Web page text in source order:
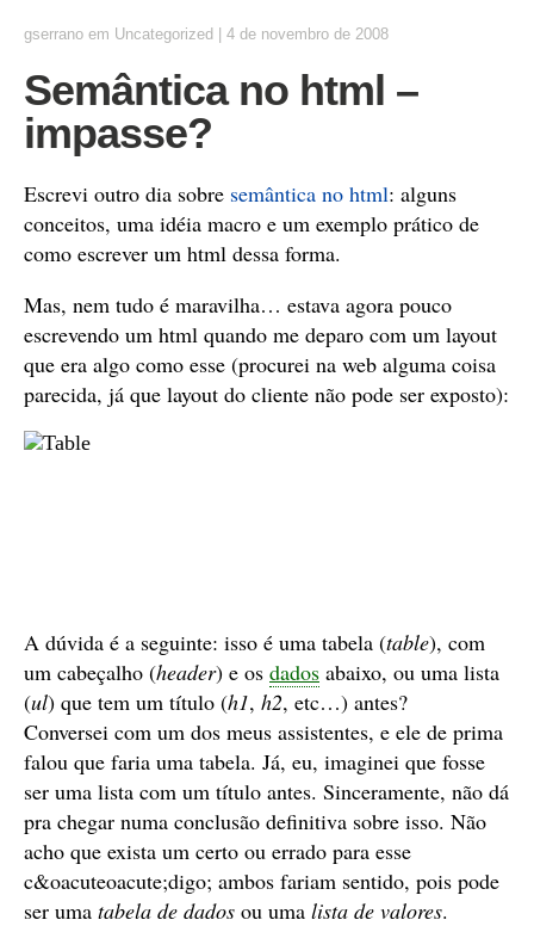
gserrano em Uncategorized 4 de novembro de 2008
Semântica no html –
impasse?
Escrevi outro dia sobre semântica no html: alguns
conceitos, uma idéia macro e um exemplo prático de
como escrever um html dessa forma.
Mas, nem tudo é maravilha… estava agora pouco
escrevendo um html quando me deparo com um layout
que era algo como esse (procurei na web alguma coisa
parecida, já que layout do cliente não pode ser exposto):
A dúvida é a seguinte: isso é uma tabela (table), com
um cabeçalho (header) e os dados abaixo, ou uma lista
(ul) que tem um título (h1, h2, etc…) antes?
Conversei com um dos meus assistentes, e ele de prima
falou que faria uma tabela. Já, eu, imaginei que fosse
ser uma lista com um título antes. Sinceramente, não dá
pra chegar numa conclusão definitiva sobre isso. Não
acho que exista um certo ou errado para esse
c&oacuteoacute;digo; ambos fariam sentido, pois pode
ser uma tabela de dados ou uma lista de valores.